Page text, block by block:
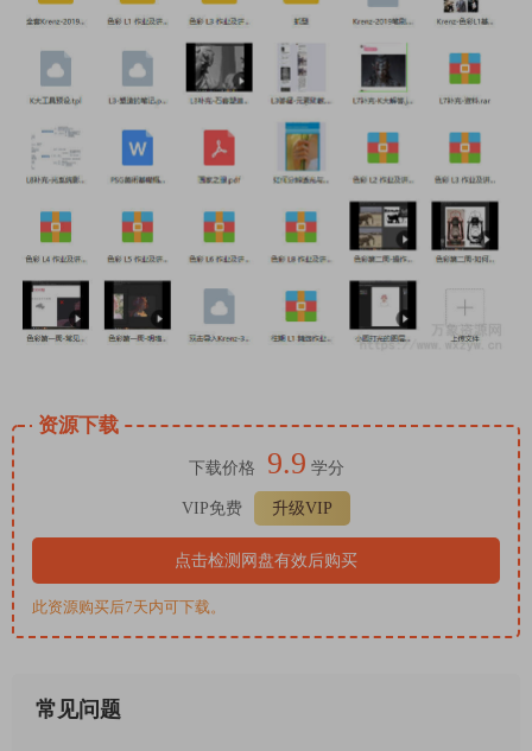
资源下载
下载价格 9.9 学分
VIP免费 升级VIP
点击检测网盘有效后购买
此资源购买后7天内可下载。
常见问题